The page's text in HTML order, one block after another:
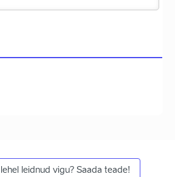
leidnud vigu? Saada teade!